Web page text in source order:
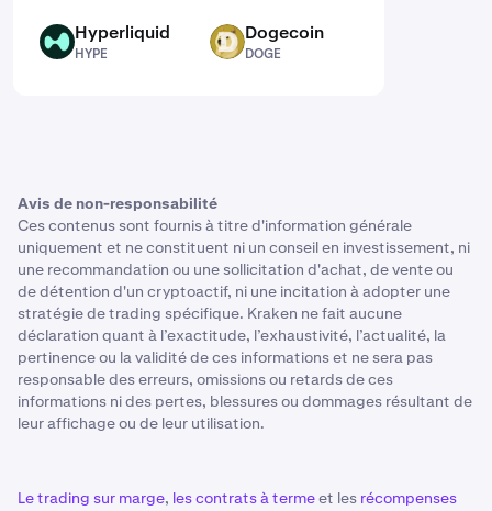
HYPE Hyperliquid
HYPE
DOGE Dogecoin
DOGE
Avis de non-responsabilité
Ces contenus sont fournis à titre d'information générale
uniquement et ne constituent ni un conseil en investissement, ni
une recommandation ou une sollicitation d'achat, de vente ou
de détention d'un cryptoactif, ni une incitation à adopter une
stratégie de trading spécifique. Kraken ne fait aucune
déclaration quant à l’exactitude, l’exhaustivité, l’actualité, la
pertinence ou la validité de ces informations et ne sera pas
responsable des erreurs, omissions ou retards de ces
informations ni des pertes, blessures ou dommages résultant de
leur affichage ou de leur utilisation.
Le trading sur marge, les contrats à termeet les récompenses